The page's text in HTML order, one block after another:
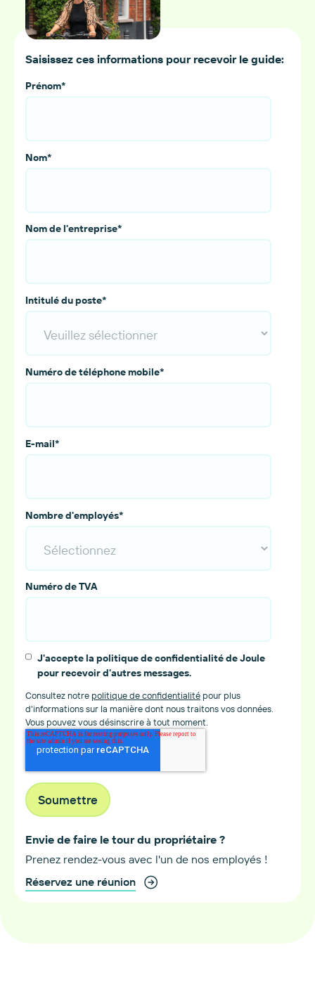
Saisissez ces informations pour recevoir le guide:
Prénom*
Nom*
Nom de l'entreprise*
Intitulé du poste*
Numéro de téléphone mobile*
E-mail*
Nombre d'employés*
Numéro de TVA
J'accepte la politique de confidentialité de Joule
pour recevoir d'autres messages.
Consultez notre politique de confidentialité pour plus
d'informations sur la manière dont nous traitons vos données.
Vous pouvez vous désinscrire à tout moment.
Envie de faire le tour du propriétaire ?
Prenez rendez-vous avec l'un de nos employés !
Réservez une réunion